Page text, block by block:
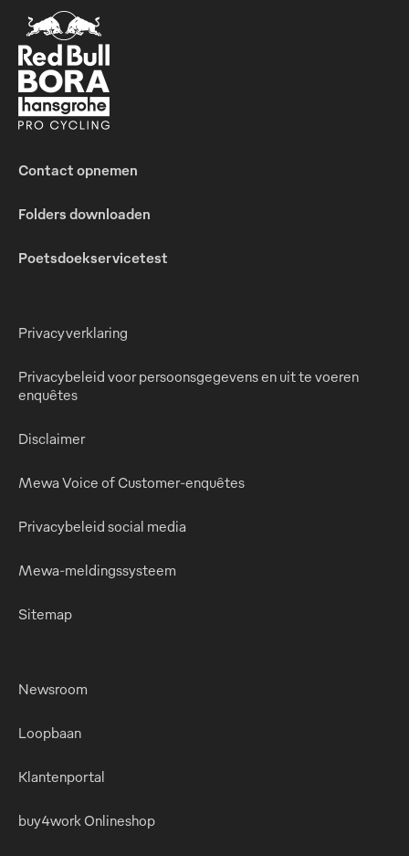
Contact opnemen
Folders downloaden
Poetsdoekservicetest
Privacyverklaring
Privacybeleid voor persoonsgegevens en uit te voeren
enquêtes
Disclaimer
Mewa Voice of Customer-enquêtes
Privacybeleid social media
Mewa-meldingssysteem
Sitemap
Newsroom
Loopbaan
Klantenportal
buy4work Onlineshop